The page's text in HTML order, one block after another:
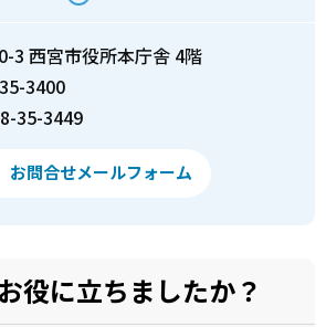
3 西宮市役所本庁舎 4階
3400
35-3449
お問合せメールフォーム
役に立ちましたか？